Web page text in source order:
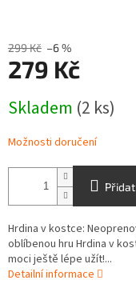
299 Kč –6 %
279 Kč
cena:
Skladem (2 ks)
Možnosti doručení
Hrdina v kostce:
oblíbenou hru Hrdina v
moci ještě lépe užít!...
Detailní informace